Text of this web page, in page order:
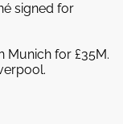
signed for
Munich for £35M.